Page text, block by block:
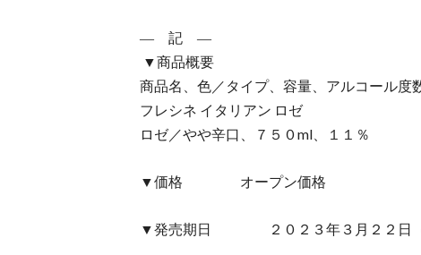
― 記 ―
▼商品概要
商品名、色／タイプ、容量、アルコール度
フレシネ イタリアン ロゼ
ロゼ／やや辛口、７５０ml、１１％
▼価格 オープン価格
▼発売期日 ２０２３年３月２２日（